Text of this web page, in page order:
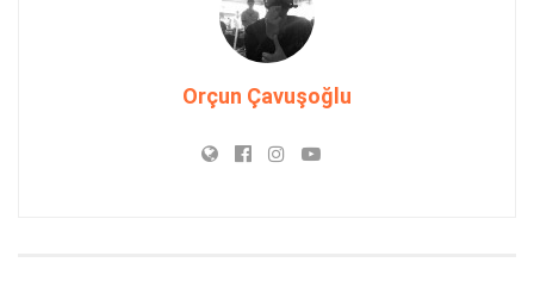
Orçun Çavuşoğlu